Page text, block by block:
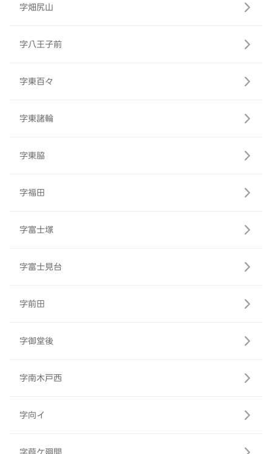
字畑尻山
字八王子前
字東百々
字東諸輪
字東脇
字福田
字富士塚
字富士見台
字前田
字御堂後
字南木戸西
字向イ